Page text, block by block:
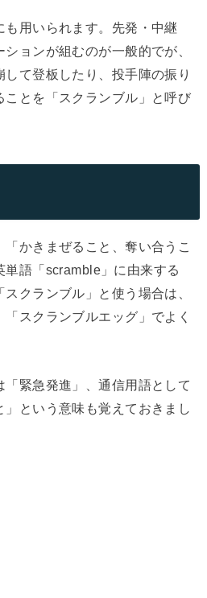
も用いられます。先発・中継
ョンが組むのが一般的でが、
て登板したり、投手陣の振り
ことを「スクランブル」と呼び
「かきまぜること、奪い合うこ
単語「scramble」に由来する
クランブル」と使う場合は、
「スクランブルエッグ」でよく
「緊急発進」、通信用語として
」という意味も覚えておきまし